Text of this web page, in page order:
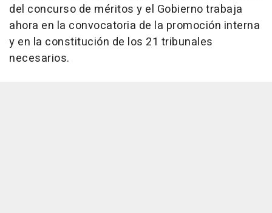
del concurso de méritos y el Gobierno trabaja
ahora en la convocatoria de la promoción interna
y en la constitución de los 21 tribunales
necesarios.